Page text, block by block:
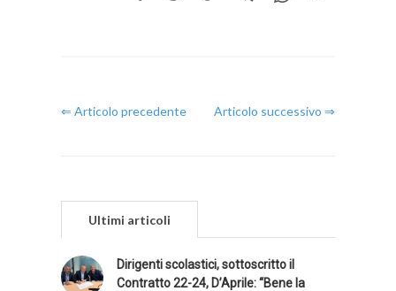
⇐ Articolo precedente Articolo successivo ⇒
Ultimi articoli
Dirigenti scolastici, sottoscritto il
Contratto 22-24, D’Aprile: “Bene la